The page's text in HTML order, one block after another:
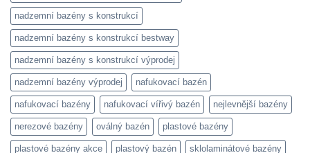
nadzemní bazény s konstrukcí
nadzemní bazény s konstrukcí bestway
nadzemní bazény s konstrukcí výprodej
nadzemní bazény výprodej nafukovací bazén
nafukovací bazény nafukovací vířivý bazén nejlevnější bazény
nerezové bazény oválný bazén plastové bazény
plastové bazény akce plastový bazén sklolaminátové bazény